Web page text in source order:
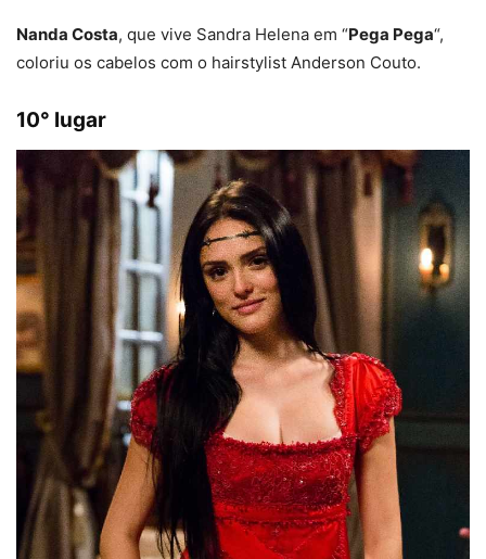
Nanda Costa, que vive Sandra Helena em “Pega Pega“,
coloriu os cabelos com o hairstylist Anderson Couto.
10° lugar